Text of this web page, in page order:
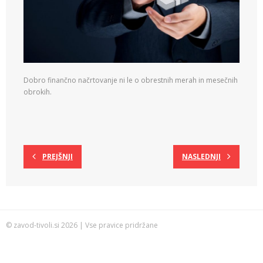
Dobro finančno načrtovanje ni le o obrestnih merah in mesečnih
obrokih.
PREJŠNJI NASLEDNJI
© zavod-tivoli.si 2026 | Vse pravice pridržane